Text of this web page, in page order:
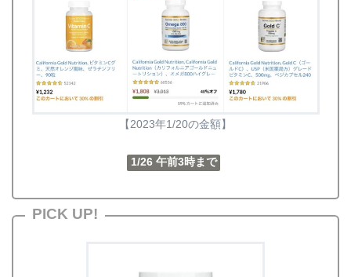
【2023年1/20の金額】
1/26 午前3時まで
PICK UP!